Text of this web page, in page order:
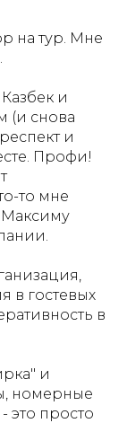
на тур. Мне
и
(и снова
и
Профи!
то мне
Максиму
в гостевых
в
и
номерные
это просто